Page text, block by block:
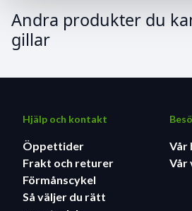
Andra produkter du
gillar
Hjälp och kontakt
Öppettider
Frakt och returer
Förmånscykel
Så väljer du rätt
Vår
Vår